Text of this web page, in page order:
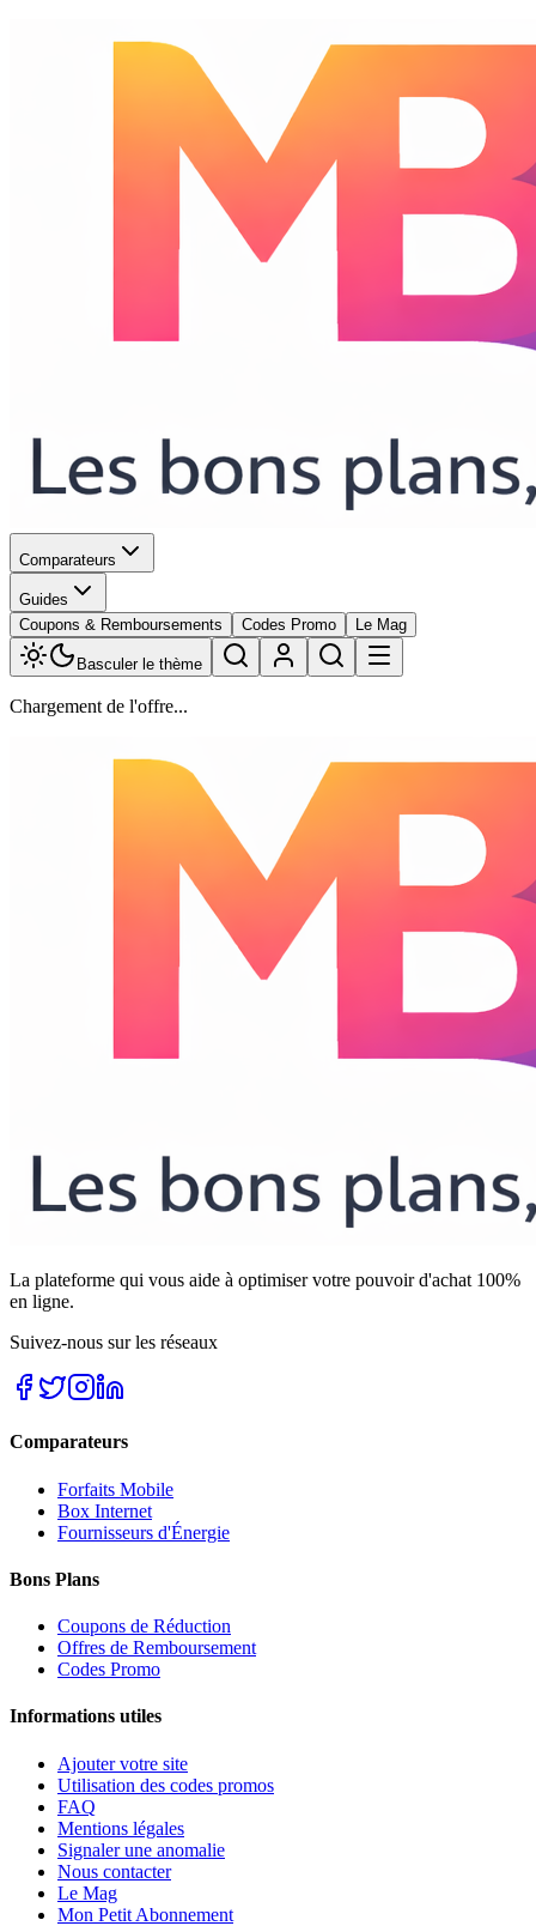
Comparateurs
Guides
Coupons & Remboursements
Codes Promo Le Mag
Basculer le thème
Chargement de l'offre...
La plateforme qui vous aide à optimiser votre pouvoir d'achat 100%
en ligne.
Suivez-nous sur les réseaux
Comparateurs
Forfaits Mobile
Box Internet
Fournisseurs d'Énergie
Bons Plans
Coupons de Réduction
Offres de Remboursement
Codes Promo
Informations utiles
Ajouter votre site
Utilisation des codes promos
FAQ
Mentions légales
Signaler une anomalie
Nous contacter
Le Mag
Mon Petit Abonnement